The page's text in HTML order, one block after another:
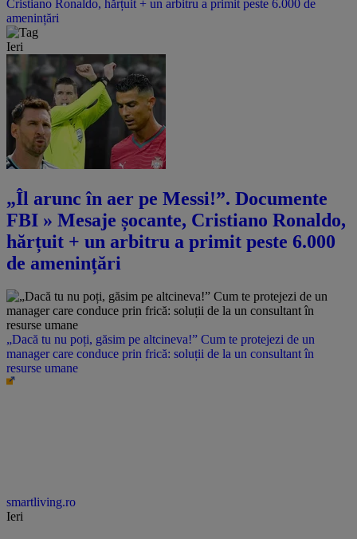
Cristiano Ronaldo, hărțuit + un arbitru a primit peste 6.000 de
amenințări
Ieri
„Îl arunc în aer pe Messi!”. Documente
FBI » Mesaje șocante, Cristiano Ronaldo,
hărțuit + un arbitru a primit peste 6.000
de amenințări
„Dacă tu nu poți, găsim pe altcineva!” Cum te protejezi de un
manager care conduce prin frică: soluții de la un consultant în
resurse umane
smartliving.ro
Ieri